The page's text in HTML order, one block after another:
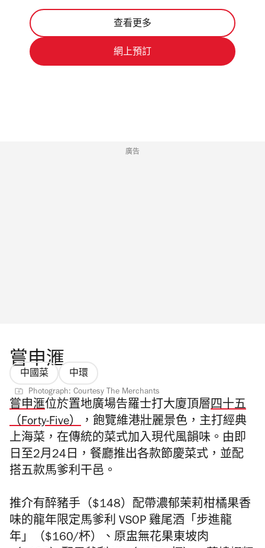
查看更多
網上預訂
廣告
嘗申滙
中國菜 中環
Photograph: Courtesy The Merchants
嘗申滙位於置地廣場告羅士打大廈頂層四十五
（Forty-Five） ，飽覽維港壯麗景色，主打經典
上海菜，在傳統的菜式加入現代風韻味。由即
日至2月24日，餐廳推出各款節慶菜式，並配
搭五款馬爹利干邑。
推介有醉豬手（$148）配帶濃郁茉莉柑橘果香
味的龍年限定馬爹利 VSOP 雞尾酒「步進龍
年」（$160/杯）、原盅無花果東坡肉